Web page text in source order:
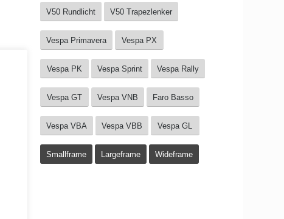
V50 Rundlicht V50 Trapezlenker
Vespa Primavera Vespa PX
Vespa PK Vespa Sprint Vespa Rally
Vespa GT Vespa VNB Faro Basso
Vespa VBA Vespa VBB Vespa GL
Smallframe Largeframe Wideframe